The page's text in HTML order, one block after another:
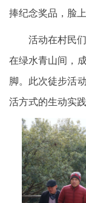
捧纪念奖品，脸
活动在村民
在绿水青山间，
脚。此次徒步活
活方式的生动实践